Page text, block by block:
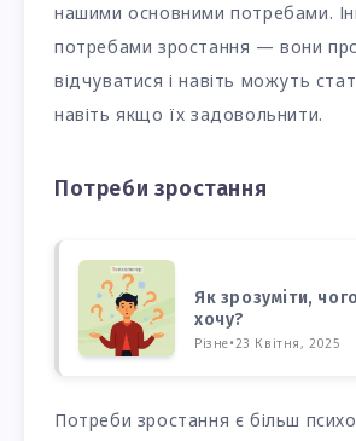
нашими основними потребами.
потребами зростання — вони
відчуватися і навіть можуть
навіть якщо їх задовольнити.
Потреби зростання
Як зрозуміти,
хочу?
Різне• 23 Квітня, 2025
Потреби зростання є більш